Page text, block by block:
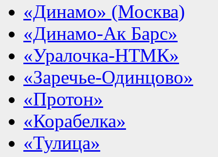
«Динамо» (Москва)
«Динамо-Ак Барс»
«Уралочка-НТМК»
«Заречье-Одинцово»
«Протон»
«Корабелка»
«Тулица»